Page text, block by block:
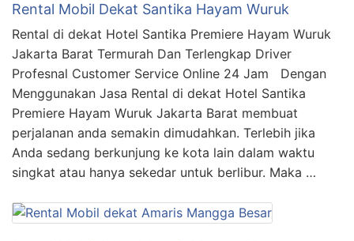
Rental Mobil Dekat Santika Hayam Wuruk
Rental di dekat Hotel Santika Premiere Hayam Wuruk
Jakarta Barat Termurah Dan Terlengkap Driver
Profesnal Customer Service Online 24 Jam Dengan
Menggunakan Jasa Rental di dekat Hotel Santika
Premiere Hayam Wuruk Jakarta Barat membuat
perjalanan anda semakin dimudahkan. Terlebih jika
Anda sedang berkunjung ke kota lain dalam waktu
singkat atau hanya sekedar untuk berlibur. Maka …